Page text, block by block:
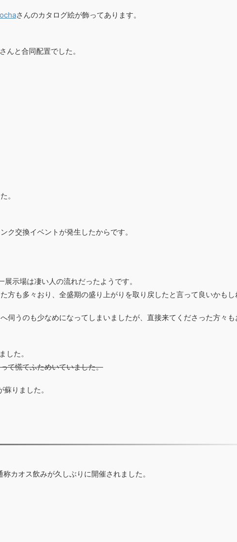
さんのカタログ絵が飾ってあります。
さんと合同配置でした。
。
ク交換イベントが発生したからです。
示場は凄い人の流れだったようです。
方も多々おり、全盛期の盛り上がりを取り戻したと言って良いかもし
伺うのも少なめになってしまいましたが、直接来てくださった方々
した。
て慌てふためいていました。
りました。
カオス飲みが久しぶりに開催されました。